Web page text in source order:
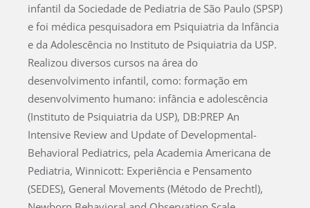
infantil da Sociedade de Pediatria de São Paulo (SPSP)
e foi médica pesquisadora em Psiquiatria da Infância
e da Adolescência no Instituto de Psiquiatria da USP.
Realizou diversos cursos na área do
desenvolvimento infantil, como: formação em
desenvolvimento humano: infância e adolescência
(Instituto de Psiquiatria da USP), DB:PREP An
Intensive Review and Update of Developmental-
Behavioral Pediatrics, pela Academia Americana de
Pediatria, Winnicott: Experiência e Pensamento
(SEDES), General Movements (Método de Prechtl),